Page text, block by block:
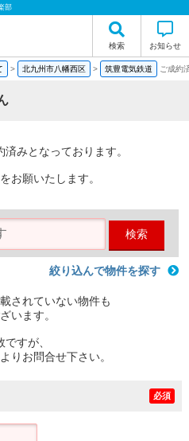
部
検索 お知らせ
> 北九州市八幡西区 > 筑豊電気鉄道 ご成約
みとなっております。
お願いたします。
検索
絞り込んで物件を探す
されていない物件も
います。
ですが、
りお問合せ下さい。
必須